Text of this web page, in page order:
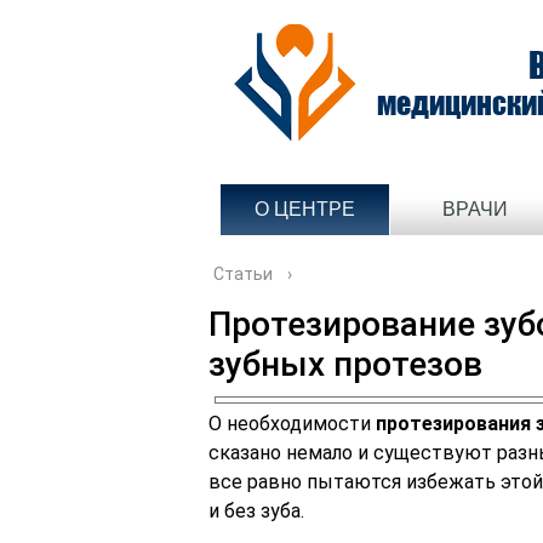
О ЦЕНТРЕ ВРАЧИ
Статьи ›
Протезирование
зубных протезов
О необходимости протезирования
сказано немало и существуют
все равно пытаются избежать
и без зуба.